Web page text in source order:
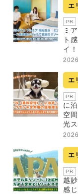
エ
PR
ミ
ト
イ
エ
PR
に
空
光
エ
PR
越
感